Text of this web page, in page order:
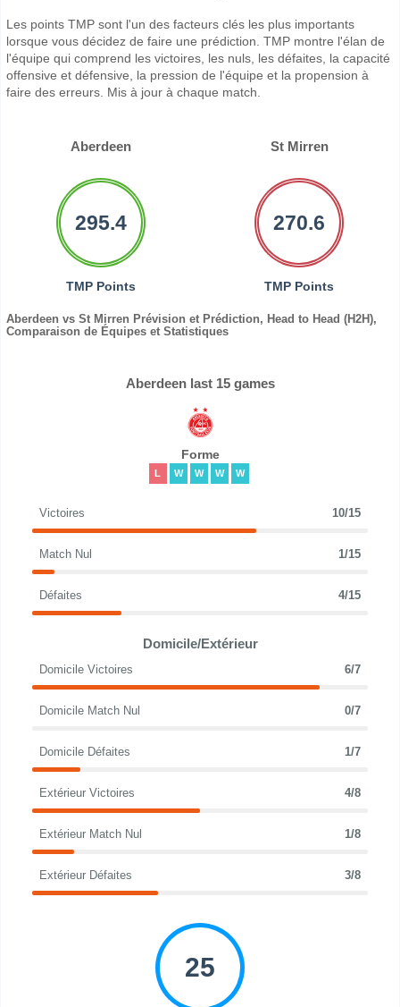
Les points TMP sont l'un des facteurs clés les plus importants
lorsque vous décidez de faire une prédiction. TMP montre l'élan de
l'équipe qui comprend les victoires, les nuls, les défaites, la capacité
offensive et défensive, la pression de l'équipe et la propension à
faire des erreurs. Mis à jour à chaque match.
Aberdeen St Mirren
295.4
TMP Points
270.6
TMP Points
Aberdeen vs St Mirren Prévision et Prédiction, Head to Head (H2H),
Comparaison de Équipes et Statistiques
Aberdeen last 15 games
Forme
L W W W W
Victoires 10/15
Match Nul 1/15
Défaites 4/15
Domicile/Extérieur
Domicile Victoires 6/7
Domicile Match Nul 0/7
Domicile Défaites 1/7
Extérieur Victoires 4/8
Extérieur Match Nul 1/8
Extérieur Défaites 3/8
25